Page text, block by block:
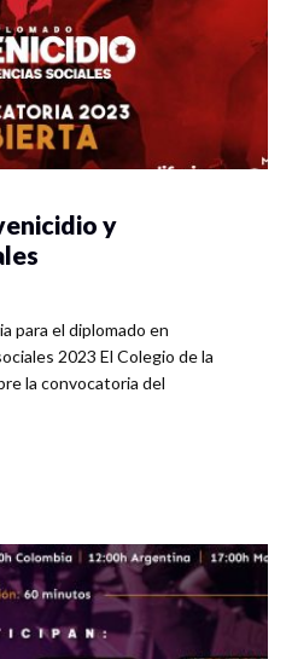
y
para el diplomado en
2023 El Colegio de la
la convocatoria del